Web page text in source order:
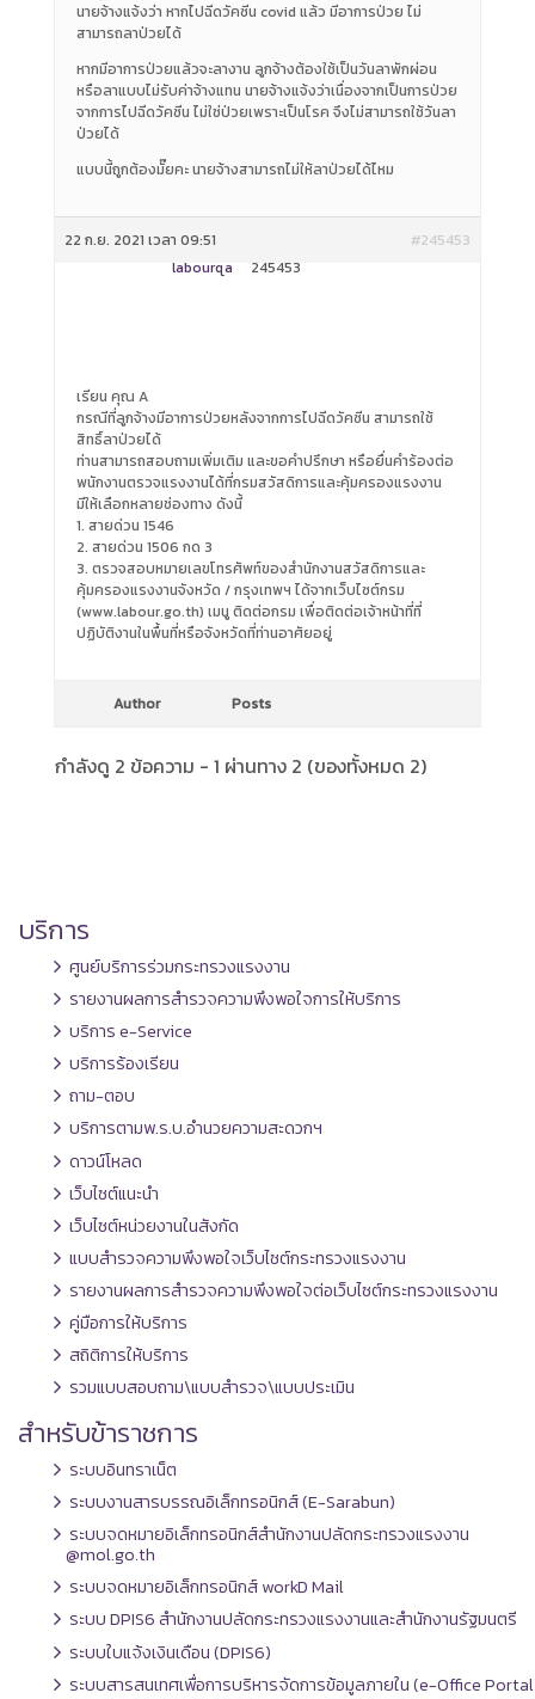
นายจ้างแจ้งว่า หากไปฉีดวัคซีน covid แล้ว มีอาการป่วย ไม่
สามารถลาป่วยได้
หากมีอาการป่วยแล้วจะลางาน ลูกจ้างต้องใช้เป็นวันลาพักผ่อน
หรือลาแบบไม่รับค่าจ้างแทน นายจ้างแจ้งว่าเนื่องจากเป็นการป่วย
จากการไปฉีดวัคซีน ไม่ใช่ป่วยเพราะเป็นโรค จึงไม่สามารถใช้วันลา
ป่วยได้
แบบนี้ถูกต้องมั๊ยคะ นายจ้างสามารถไม่ให้ลาป่วยได้ไหม
22 ก.ย. 2021 เวลา 09:51
#245453
labourqa
245453
เรียน คุณ A
กรณีที่ลูกจ้างมีอาการป่วยหลังจากการไปฉีดวัคซีน สามารถใช้
สิทธิ์ลาป่วยได้
ท่านสามารถสอบถามเพิ่มเติม และขอคำปรึกษา หรือยื่นคำร้องต่อ
พนักงานตรวจแรงงานได้ที่กรมสวัสดิการและคุ้มครองแรงงาน
มีให้เลือกหลายช่องทาง ดังนี้
1. สายด่วน 1546
2. สายด่วน 1506 กด 3
3. ตรวจสอบหมายเลขโทรศัพท์ของสำนักงานสวัสดิการและ
คุ้มครองแรงงานจังหวัด / กรุงเทพฯ ได้จากเว็บไซต์กรม
(www.labour.go.th) เมนู ติดต่อกรม เพื่อติดต่อเจ้าหน้าที่ที่
ปฏิบัติงานในพื้นที่หรือจังหวัดที่ท่านอาศัยอยู่
Author Posts
กำลังดู 2 ข้อความ - 1 ผ่านทาง 2 (ของทั้งหมด 2)
บริการ
ศูนย์บริการร่วมกระทรวงแรงงาน
รายงานผลการสำรวจความพึงพอใจการให้บริการ
บริการ e-Service
บริการร้องเรียน
ถาม-ตอบ
บริการตามพ.ร.บ.อำนวยความสะดวกฯ
ดาวน์โหลด
เว็บไซต์แนะนำ
เว็บไซต์หน่วยงานในสังกัด
แบบสำรวจความพึงพอใจเว็บไซต์กระทรวงแรงงาน
รายงานผลการสำรวจความพึงพอใจต่อเว็บไซต์กระทรวงแรงงาน
คู่มือการให้บริการ
สถิติการให้บริการ
รวมแบบสอบถาม\แบบสำรวจ\แบบประเมิน
สำหรับข้าราชการ
ระบบอินทราเน็ต
ระบบงานสารบรรณอิเล็กทรอนิกส์ (E-Sarabun)
ระบบจดหมายอิเล็กทรอนิกส์สำนักงานปลัดกระทรวงแรงงาน
@mol.go.th
ระบบจดหมายอิเล็กทรอนิกส์ workD Mail
ระบบ DPIS6 สำนักงานปลัดกระทรวงแรงงานและสำนักงานรัฐมนตรี
ระบบใบแจ้งเงินเดือน (DPIS6)
ระบบสารสนเทศเพื่อการบริหารจัดการข้อมูลภายใน (e-Office